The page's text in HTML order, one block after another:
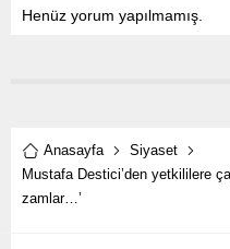
Henüz yorum yapılmamış.
Anasayfa
Siyaset
Mustafa Destici’den yetkililere
zamlar…’